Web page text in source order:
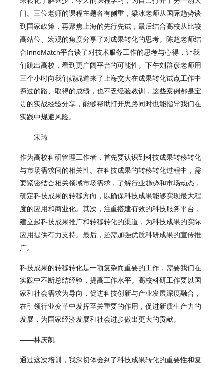
门。三位老师的课程主题各有侧重，梁冰老师从国际趋势谈
到国家政策，再聚焦上海的先行先试，最后结合高校从比较
高站位、宏观的角度分享了对成果转化的思考。陈超老师结
合InnoMatch平台谈了对技术服务工作的思考与心得，让我
们跳出高校，看到更广阔平台的可能性。下午刘群彦老师用
三个小时向我们娓娓道来了上海交大在成果转化试点工作中
探过的路、取得的成绩，也不乏经验教训，这些案例都是宝
贵的实战经验分享，能够帮助打开思路同时也能指导我们在
实践中规避风险。
——宋琦
作为高校科研管理工作者，首先要认识到科技成果转移转化
与市场需求间的相关性。在科技成果的转移转化过程中，需
要紧密结合相关领域市场需求，了解行业趋势和市场动态，
确定科技成果的转移方向，以确保科技成果能够实现最大程
度的应用和商业化。其次，注重搭建有效的科技服务平台，
建立起科技成果推广和转移转化的渠道，为科技成果的实际
应用提供有力支持。最后，还需加强优质科研成果的宣传推
广。
科技成果的转移转化是一项复杂而重要的工作，需要我们在
实践中不断总结经验，提高工作水平。高校科研工作要以国
家和社会需求为导向，促进科技创新与产业发展深度融合，
在引领行业变革中发挥至关重要的作用，促进新质生产力的
发展，为国家经济发展和社会进步做出更大的贡献。
——林庆凯
通过这次培训，我深切体会到了科技成果转化的重要性和复